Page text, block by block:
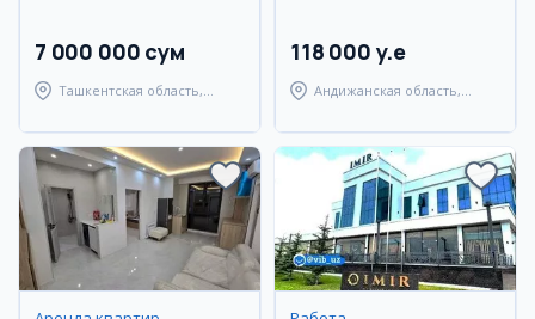
7 000 000 сум
Ташкентская область,
118 000 y.e
Андижанская область,